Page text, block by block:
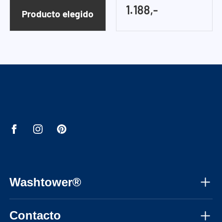
Producto elegido 1.188,-
Washtower®
Contacto